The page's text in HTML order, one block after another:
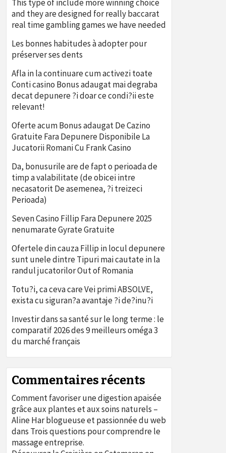
This type of include more winning choice
and they are designed for really baccarat
real time gambling games we have needed
Les bonnes habitudes à adopter pour
préserver ses dents
Afla in la continuare cum activezi toate
Conti casino Bonus adaugat mai degraba
decat depunere ?i doar ce condi?ii este
relevant!
Oferte acum Bonus adaugat De Cazino
Gratuite Fara Depunere Disponibile La
Jucatorii Romani Cu Frank Casino
Da, bonusurile are de fapt o perioada de
timp a valabilitate (de obicei intre
necasatorit De asemenea, ?i treizeci
Perioada)
Seven Casino Fillip Fara Depunere 2025
nenumarate Gyrate Gratuite
Ofertele din cauza Fillip in locul depunere
sunt unele dintre Tipuri mai cautate in la
randul jucatorilor Out of Romania
Totu?i, ca ceva care Vei primi ABSOLVE,
exista cu siguran?a avantaje ?i de?inu?i
Investir dans sa santé sur le long terme : le
comparatif 2026 des 9 meilleurs oméga 3
du marché français
Commentaires récents
Comment favoriser une digestion apaisée
grâce aux plantes et aux soins naturels –
Aline Har blogueuse et passionnée du web
dans Trois questions pour comprendre le
massage entreprise.